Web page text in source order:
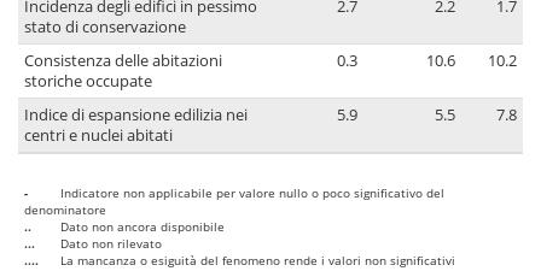
Incidenza degli edifici in pessimo
stato di conservazione
2.7 2.2 1.7
Consistenza delle abitazioni
storiche occupate
0.3 10.6 10.2
Indice di espansione edilizia nei
centri e nuclei abitati
5.9 5.5 7.8
-
Indicatore non applicabile per valore nullo o poco significativo del
denominatore
..
Dato non ancora disponibile
...
Dato non rilevato
....
La mancanza o esiguità del fenomeno rende i valori non significativi